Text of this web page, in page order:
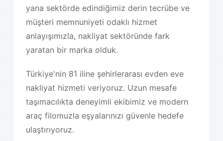
yana sektörde edindiğimiz derin tecrübe ve
müşteri memnuniyeti odaklı hizmet
anlayışımızla, nakliyat sektöründe fark
yaratan bir marka olduk.
Türkiye'nin 81 iline şehirlerarası evden eve
nakliyat hizmeti veriyoruz. Uzun mesafe
taşımacılıkta deneyimli ekibimiz ve modern
araç filomuzla eşyalarınızı güvenle hedefe
ulaştırıyoruz.